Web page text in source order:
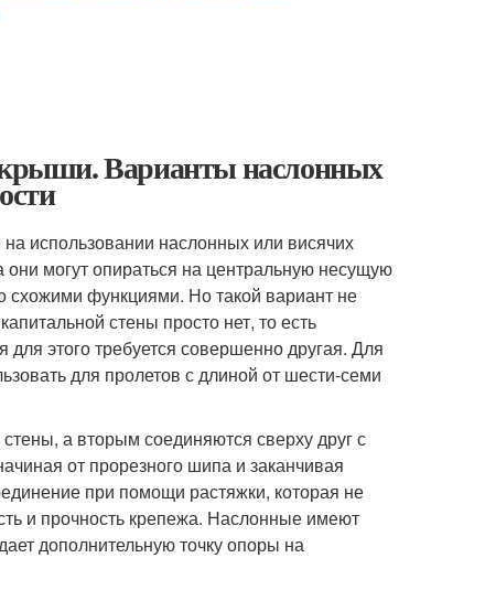
крыши. Варианты наслонных
использовании наслонных или висячих
могут опираться на центральную несущую
схожими функциями. Но такой вариант не
стены просто нет, то есть
для этого требуется совершенно другая. Для
для пролетов с длиной от шести-семи
а вторым соединяются сверху друг с
от прорезного шипа и заканчивая
при помощи растяжки, которая не
и прочность крепежа. Наслонные имеют
дополнительную точку опоры на